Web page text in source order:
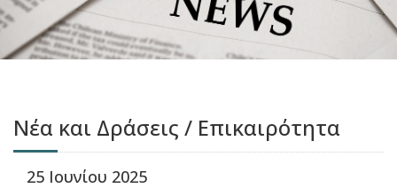
Νέα και Δράσεις / Επικαιρότητα
25 Ιουνίου 2025